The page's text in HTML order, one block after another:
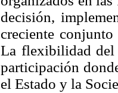
decisión,
creciente
La flexibilidad del
participación
el Estado y la